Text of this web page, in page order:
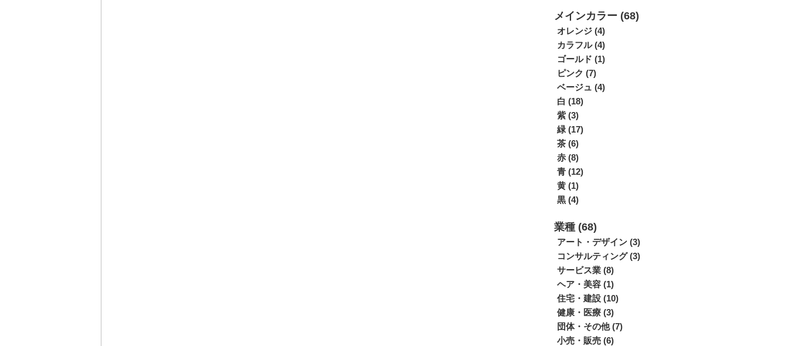
メインカラー (68)
オレンジ (4)
カラフル (4)
ゴールド (1)
ピンク (7)
ベージュ (4)
白 (18)
紫 (3)
緑 (17)
茶 (6)
赤 (8)
青 (12)
黄 (1)
黒 (4)
業種 (68)
アート・デザイン (3)
コンサルティング (3)
サービス業 (8)
ヘア・美容 (1)
住宅・建設 (10)
健康・医療 (3)
団体・その他 (7)
小売・販売 (6)